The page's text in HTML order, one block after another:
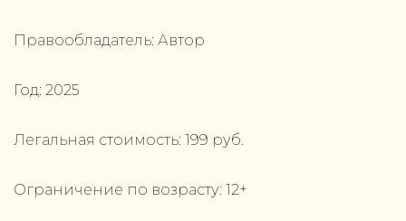
Правообладатель: Автор
Год: 2025
Легальная стоимость: 199 руб.
Ограничение по возрасту: 12+